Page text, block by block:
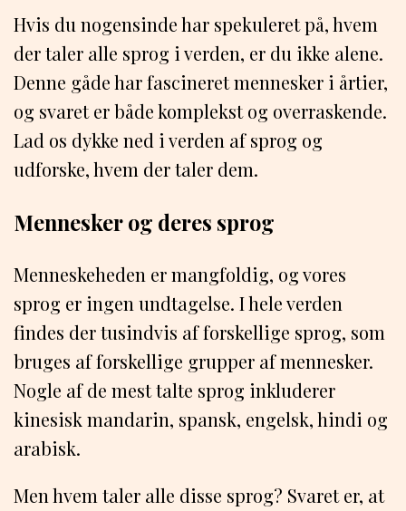
Hvis du nogensinde har spekuleret på, hvem
der taler alle sprog i verden, er du ikke alene.
Denne gåde har fascineret mennesker i årtier,
og svaret er både komplekst og overraskende.
Lad os dykke ned i verden af sprog og
udforske, hvem der taler dem.
Mennesker og deres sprog
Menneskeheden er mangfoldig, og vores
sprog er ingen undtagelse. I hele verden
findes der tusindvis af forskellige sprog, som
bruges af forskellige grupper af mennesker.
Nogle af de mest talte sprog inkluderer
kinesisk mandarin, spansk, engelsk, hindi og
arabisk.
Men hvem taler alle disse sprog? Svaret er, at